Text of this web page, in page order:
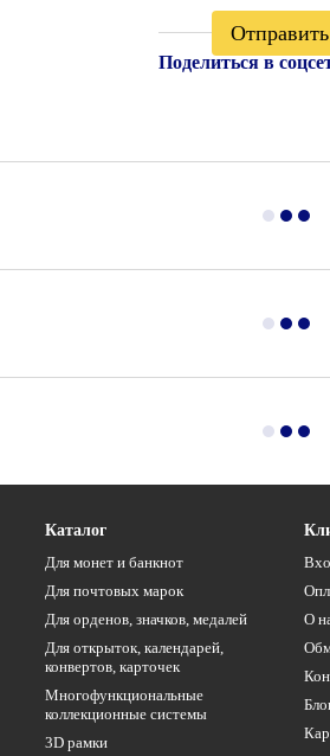
Отправить
Поделиться в
Каталог
Для монет и банкнот
Для почтовых марок
Для орденов, значков, медалей
Для открыток, календарей,
конвертов, карточек
Многофункциональные
коллекционные системы
3D рамки
О